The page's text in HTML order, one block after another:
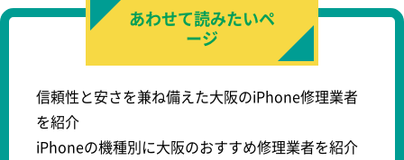
あわせて読みたいペ
ージ
信頼性と安さを兼ね備えた大阪のiPhone修理業者
を紹介
iPhoneの機種別に大阪のおすすめ修理業者を紹介